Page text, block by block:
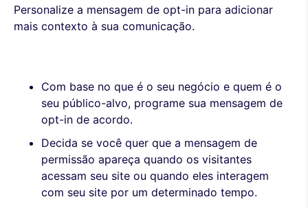
Personalize a mensagem de opt-in para adicionar
mais contexto à sua comunicação.
Com base no que é o seu negócio e quem é o
seu público-alvo, programe sua mensagem de
opt-in de acordo.
Decida se você quer que a mensagem de
permissão apareça quando os visitantes
acessam seu site ou quando eles interagem
com seu site por um determinado tempo.